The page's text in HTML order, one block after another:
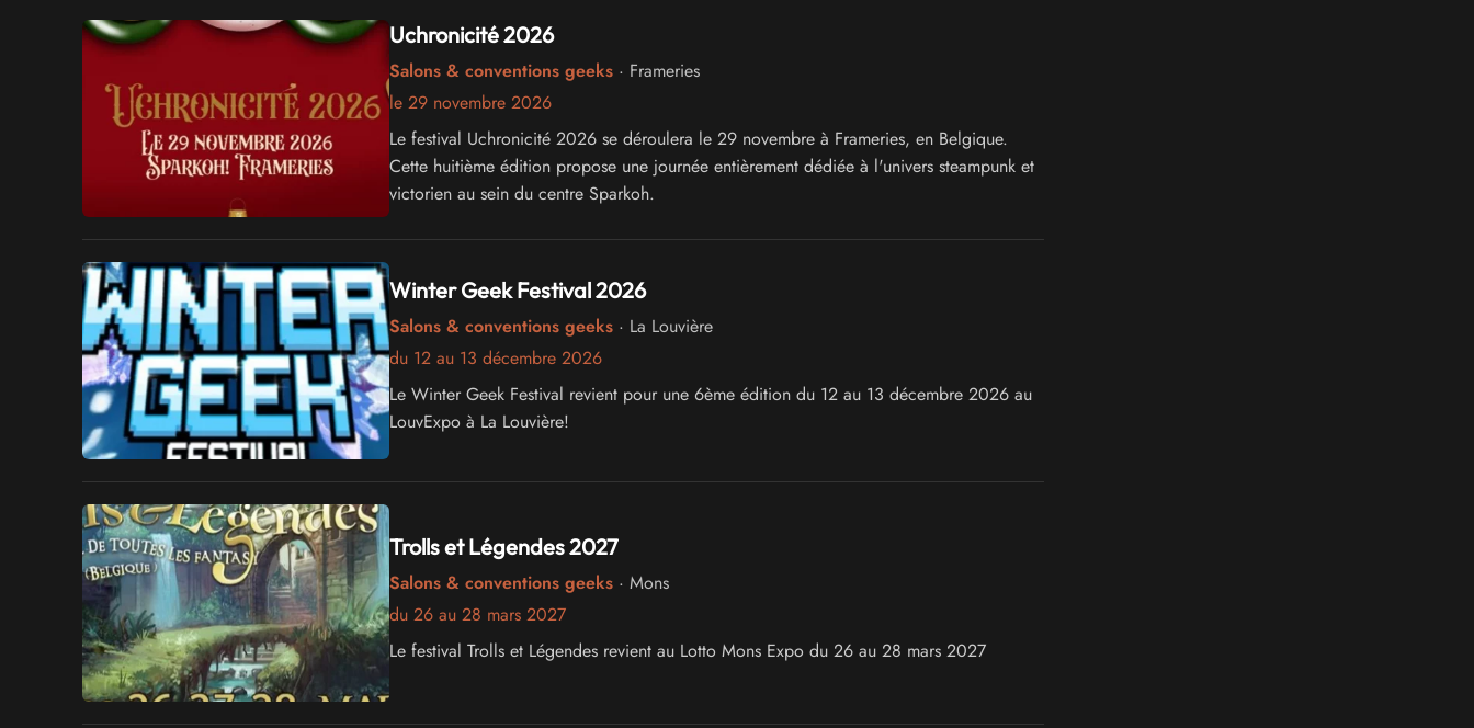
Uchronicité 2026
Salons & conventions geeks· Frameries
le 29 novembre 2026
Le festival Uchronicité 2026 se déroulera le 29 novembre à Frameries, en Belgique.
Cette huitième édition propose une journée entièrement dédiée à l'univers steampunk et
victorien au sein du centre Sparkoh.
Winter Geek Festival 2026
Salons & conventions geeks· La Louvière
du 12 au 13 décembre 2026
Le Winter Geek Festival revient pour une 6ème édition du 12 au 13 décembre 2026 au
LouvExpo à La Louvière!
Trolls et Légendes 2027
Salons & conventions geeks· Mons
du 26 au 28 mars 2027
Le festival Trolls et Légendes revient au Lotto Mons Expo du 26 au 28 mars 2027